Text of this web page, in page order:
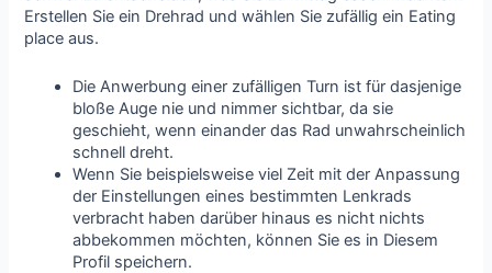
Erstellen Sie ein Drehrad und wählen Sie zufällig ein Eating
place aus.
Die Anwerbung einer zufälligen Turn ist für dasjenige
bloße Auge nie und nimmer sichtbar, da sie
geschieht, wenn einander das Rad unwahrscheinlich
schnell dreht.
Wenn Sie beispielsweise viel Zeit mit der Anpassung
der Einstellungen eines bestimmten Lenkrads
verbracht haben darüber hinaus es nicht nichts
abbekommen möchten, können Sie es in Diesem
Profil speichern.